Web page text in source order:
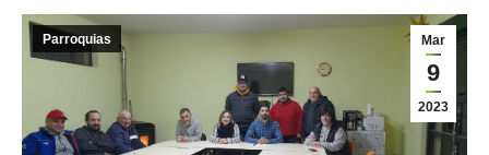
Mar
9
2023
Parroquias